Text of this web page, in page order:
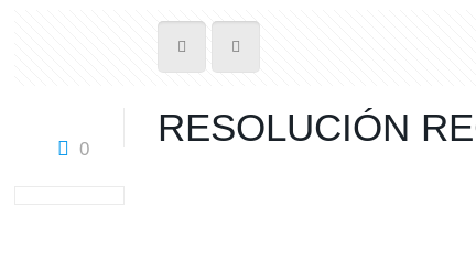
0
RESOLUCIÓN